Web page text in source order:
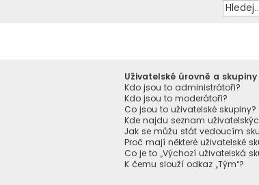
Uživatelské úrovně a skupiny
Kdo jsou to administrátoři?
Kdo jsou to moderátoři?
Co jsou to uživatelské skupiny?
Kde najdu seznam
Jak se můžu stát vedoucím
Proč mají některé uživatelské
Co je to „Výchozí uživatelská
K čemu slouží odkaz „Tým“?